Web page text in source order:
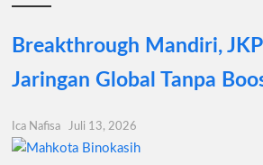
Breakthrough Mandiri,
Jaringan Global Tanpa
Ica Nafisa Juli 13, 2026